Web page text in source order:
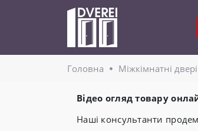
Головнa Міжкімнатні двері
Відео огляд товару
Наші консультанти